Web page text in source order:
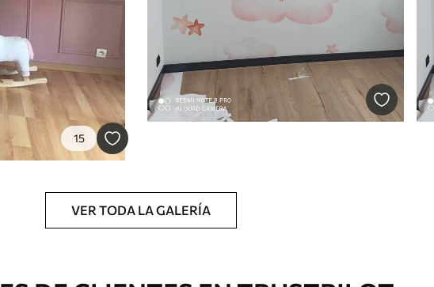
Peel and Stick
12 7.66/sq ft
15
VER TODA LA GALERÍA